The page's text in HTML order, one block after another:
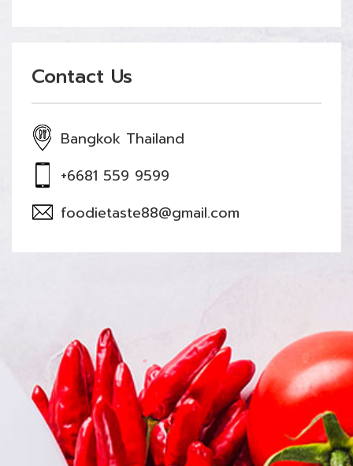
Contact Us
Bangkok Thailand
+6681 559 9599
foodietaste88@gmail.com